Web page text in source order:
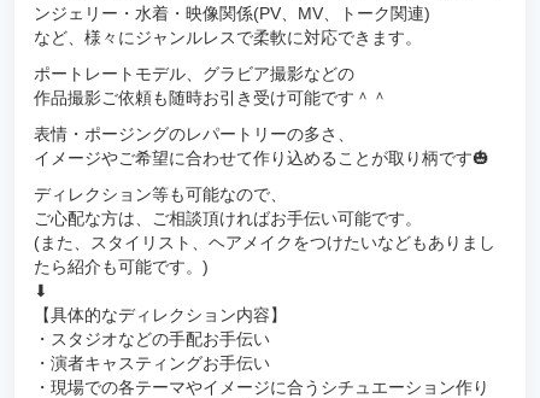
ンジェリー・水着・映像関係(PV、MV、トーク関連)
など、様々にジャンルレスで柔軟に対応できます。
ポートレートモデル、グラビア撮影などの
作品撮影ご依頼も随時お引き受け可能です＾＾
表情・ポージングのレパートリーの多さ、
イメージやご希望に合わせて作り込めることが取り柄です🎃
ディレクション等も可能なので、
ご心配な方は、ご相談頂ければお手伝い可能です。
(また、スタイリスト、ヘアメイクをつけたいなどもありまし
たら紹介も可能です。)
⬇︎
【具体的なディレクション内容】
・スタジオなどの手配お手伝い
・演者キャスティングお手伝い
・現場での各テーマやイメージに合うシチュエーション作り